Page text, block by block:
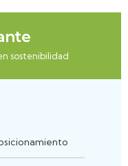
sostenibilidad